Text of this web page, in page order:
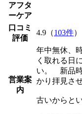
アフタ
ーケア
口コミ
評価
4.9（103件）
営業案
内
年中無休、
く取れる日
い。 新品時
かり拝見さ
古いからと